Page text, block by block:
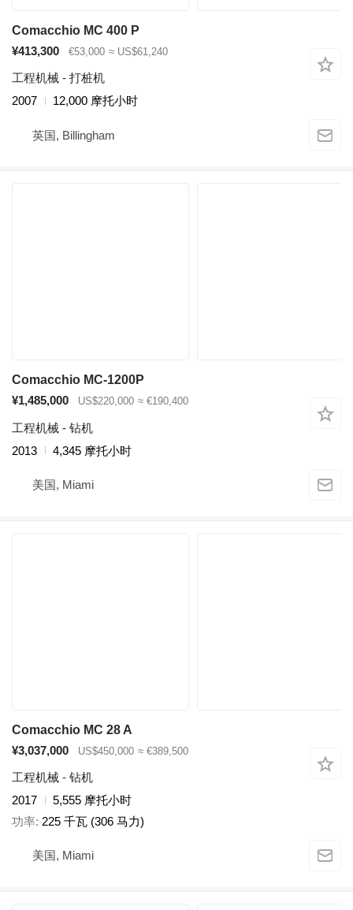
Comacchio MC 400 P
¥413,300
€53,000 ≈ US$61,240
工程机械 - 打桩机
2007
12,000 摩托小时
英国, Billingham
Comacchio MC-1200P
¥1,485,000
US$220,000 ≈ €190,400
工程机械 - 钻机
2013
4,345 摩托小时
美国, Miami
Comacchio MC 28 A
¥3,037,000
US$450,000 ≈ €389,500
工程机械 - 钻机
2017
5,555 摩托小时
功率 225 千瓦 (306 马力)
美国, Miami